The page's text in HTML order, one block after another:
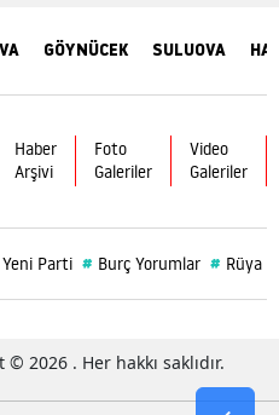
GÖYNÜCEK SULUOVA
Haber
Arşivi
Foto
Galeriler
Video
Galeriler
Yeni Parti # Burç Yorumlar # Rüya
2026 . Her hakkı saklıdır.